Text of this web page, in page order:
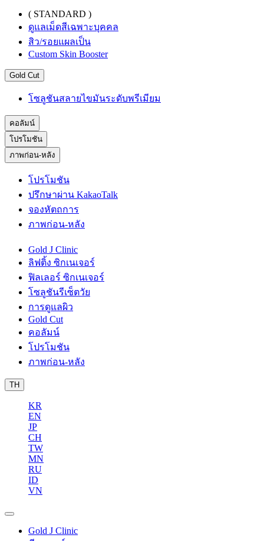
( STANDARD )
ดูแลเม็ดสีเฉพาะบุคคล
สิว/รอยแผลเป็น
Custom Skin Booster
Gold Cut
โซลูชันสลายไขมันระดับพรีเมียม
คอลัมน์
โปรโมชัน
ภาพก่อน-หลัง
โปรโมชัน
ปรึกษาผ่าน KakaoTalk
จองหัตถการ
ภาพก่อน-หลัง
Gold J Clinic
ลิฟติ้ง ซิกเนเจอร์
ฟิลเลอร์ ซิกเนเจอร์
โซลูชันรีเซ็ตวัย
การดูแลผิว
Gold Cut
คอลัมน์
โปรโมชัน
ภาพก่อน-หลัง
TH
KR
EN
JP
CH
TW
MN
RU
ID
VN
Gold J Clinic